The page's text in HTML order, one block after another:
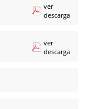
ver
descarga
ver
descarga